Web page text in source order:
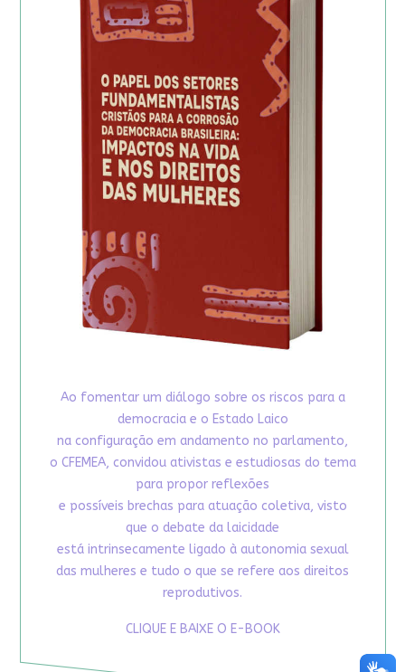
Ao fomentar um diálogo sobre os riscos para a
democracia e o Estado Laico
na configuração em andamento no parlamento,
o CFEMEA, convidou ativistas e estudiosas do tema
para propor reflexões
e possíveis brechas para atuação coletiva, visto
que o debate da laicidade
está intrinsecamente ligado à autonomia sexual
das mulheres e tudo o que se refere aos direitos
reprodutivos.
CLIQUE E BAIXE O E-BOOK